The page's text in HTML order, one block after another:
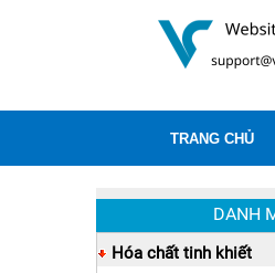
TRANG CHỦ
DANH
Hóa chất tinh khiết